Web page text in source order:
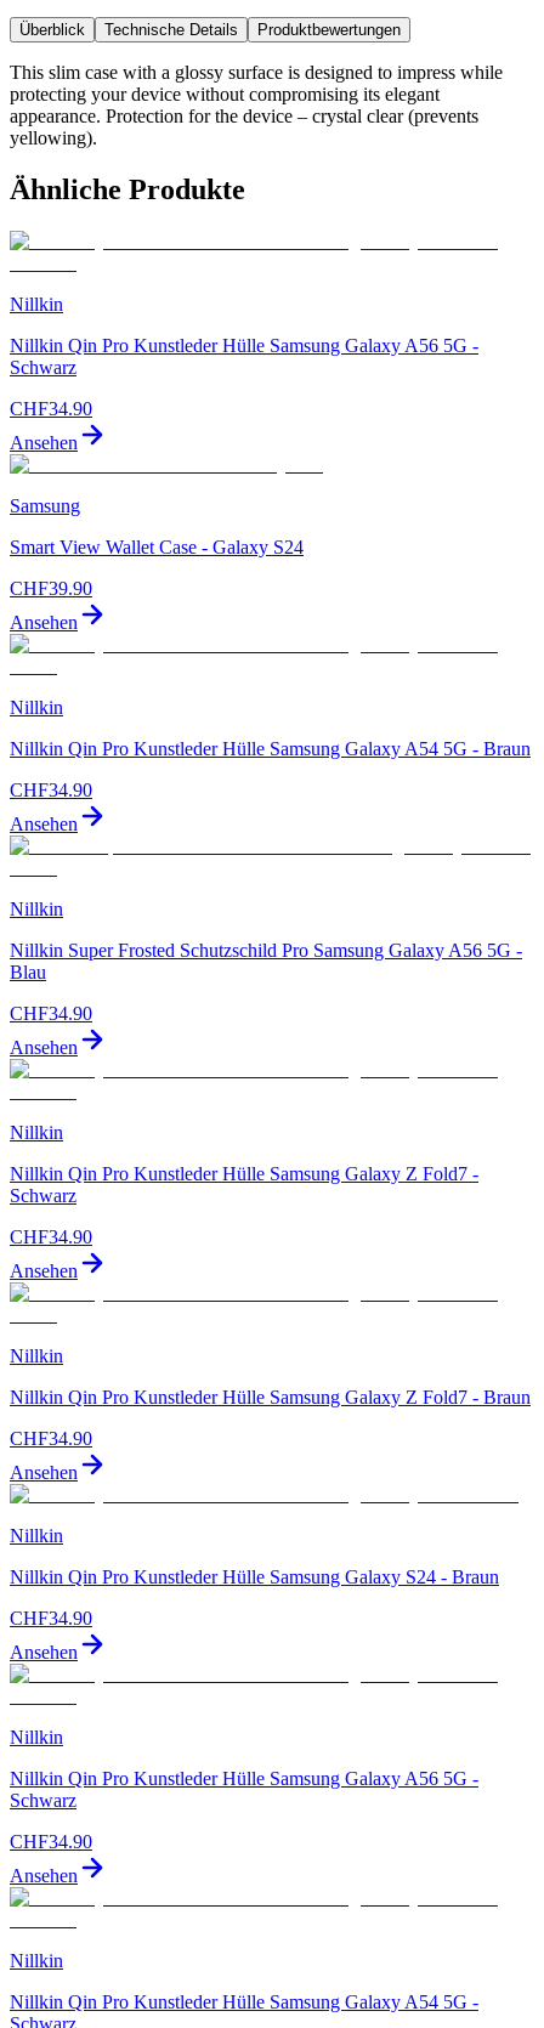
Überblick Technische Details Produktbewertungen
This slim case with a glossy surface is designed to impress while
protecting your device without compromising its elegant
appearance. Protection for the device – crystal clear (prevents
yellowing).
Ähnliche Produkte
Nillkin
Nillkin Qin Pro Kunstleder Hülle Samsung Galaxy A56 5G -
Schwarz
CHF34.90
Ansehen
Samsung
Smart View Wallet Case - Galaxy S24
CHF39.90
Ansehen
Nillkin
Nillkin Qin Pro Kunstleder Hülle Samsung Galaxy A54 5G - Braun
CHF34.90
Ansehen
Nillkin
Nillkin Super Frosted Schutzschild Pro Samsung Galaxy A56 5G -
Blau
CHF34.90
Ansehen
Nillkin
Nillkin Qin Pro Kunstleder Hülle Samsung Galaxy Z Fold7 -
Schwarz
CHF34.90
Ansehen
Nillkin
Nillkin Qin Pro Kunstleder Hülle Samsung Galaxy Z Fold7 - Braun
CHF34.90
Ansehen
Nillkin
Nillkin Qin Pro Kunstleder Hülle Samsung Galaxy S24 - Braun
CHF34.90
Ansehen
Nillkin
Nillkin Qin Pro Kunstleder Hülle Samsung Galaxy A56 5G -
Schwarz
CHF34.90
Ansehen
Nillkin
Nillkin Qin Pro Kunstleder Hülle Samsung Galaxy A54 5G -
Schwarz